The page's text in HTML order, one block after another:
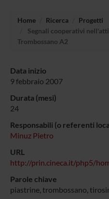
Home Ricerca
Progetti
Segnali cooperativi
Trombossano A2
Data inizio
9 febbraio 2007
Durata (mesi)
24
Responsabili (o referenti
Minuz Pietro
URL
http://prin.cineca.it/php5/
Parole chiave
piastrine, trombossano,